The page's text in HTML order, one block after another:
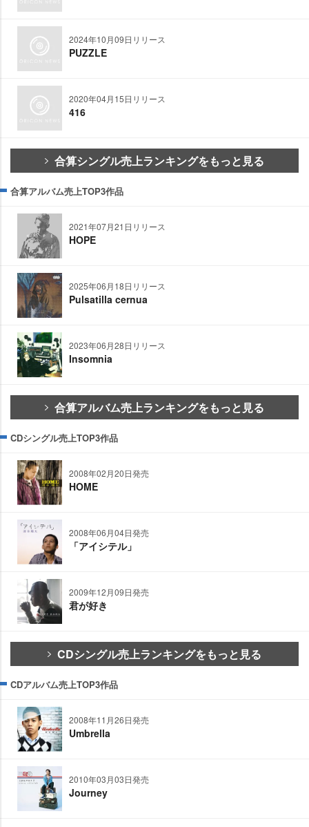
2024年10月09日リリース
PUZZLE
2020年04月15日リリース
416
合算シングル売上ランキングをもっと見る
合算アルバム売上TOP3作品
2021年07月21日リリース
HOPE
2025年06月18日リリース
Pulsatilla cernua
2023年06月28日リリース
Insomnia
合算アルバム売上ランキングをもっと見る
CDシングル売上TOP3作品
2008年02月20日発売
HOME
2008年06月04日発売
「アイシテル」
2009年12月09日発売
君が好き
CDシングル売上ランキングをもっと見る
CDアルバム売上TOP3作品
2008年11月26日発売
Umbrella
2010年03月03日発売
Journey